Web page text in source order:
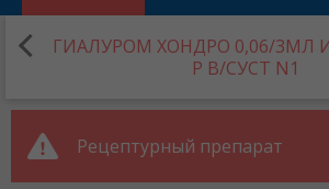
ГИАЛУРОМ ХОНДРО 0,06/3МЛ
Р В/СУСТ N1
Рецептурный препарат